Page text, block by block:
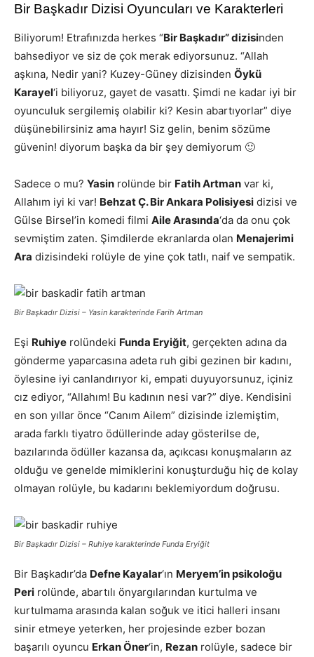
Bir Başkadır Dizisi Oyuncuları ve Karakterleri
Biliyorum! Etrafınızda herkes “Bir Başkadır” dizisinden
bahsediyor ve siz de çok merak ediyorsunuz. “Allah
aşkına, Nedir yani? Kuzey-Güney dizisinden Öykü
Karayel‘i biliyoruz, gayet de vasattı. Şimdi ne kadar iyi bir
oyunculuk sergilemiş olabilir ki? Kesin abartıyorlar” diye
düşünebilirsiniz ama hayır! Siz gelin, benim sözüme
güvenin! diyorum başka da bir şey demiyorum 🙂
Sadece o mu? Yasin rolünde bir Fatih Artman var ki,
Allahım iyi ki var! Behzat Ç. Bir Ankara Polisiyesi dizisi ve
Gülse Birsel’in komedi filmi Aile Arasında‘da da onu çok
sevmiştim zaten. Şimdilerde ekranlarda olan Menajerimi
Ara dizisindeki rolüyle de yine çok tatlı, naif ve sempatik.
Bir Başkadır Dizisi – Yasin karakterinde Farih Artman
Eşi Ruhiye rolündeki Funda Eryiğit, gerçekten adına da
gönderme yaparcasına adeta ruh gibi gezinen bir kadını,
öylesine iyi canlandırıyor ki, empati duyuyorsunuz, içiniz
cız ediyor, “Allahım! Bu kadının nesi var?” diye. Kendisini
en son yıllar önce “Canım Ailem” dizisinde izlemiştim,
arada farklı tiyatro ödüllerinde aday gösterilse de,
bazılarında ödüller kazansa da, açıkcası konuşmaların az
olduğu ve genelde mimiklerini konuşturduğu hiç de kolay
olmayan rolüyle, bu kadarını beklemiyordum doğrusu.
Bir Başkadır Dizisi – Ruhiye karakterinde Funda Eryiğit
Bir Başkadır’da Defne Kayalar‘ın Meryem’in psikoloğu
Peri rolünde, abartılı önyargılarından kurtulma ve
kurtulmama arasında kalan soğuk ve itici halleri insanı
sinir etmeye yeterken, her projesinde ezber bozan
başarılı oyuncu Erkan Öner‘in, Rezan rolüyle, sadece bir